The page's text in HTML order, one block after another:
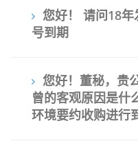
您好！ 请问18
号到期
您好！董秘，贵
曾的客观原因是什
环境要约收购进行